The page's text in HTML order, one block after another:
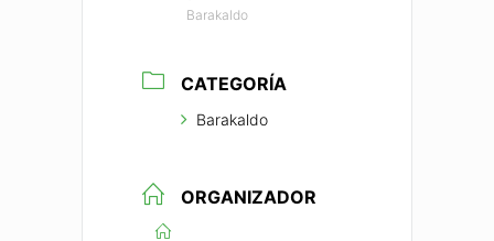
Barakaldo
CATEGORÍA
Barakaldo
ORGANIZADOR